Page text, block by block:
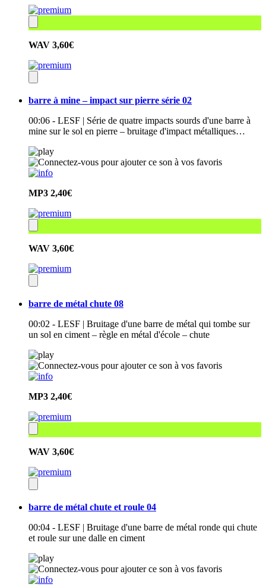
WAV 3,60€
barre à mine – impact sur pierre série 02
00:06 - LESF | Série de quatre impacts sourds d'une barre à
mine sur le sol en pierre – bruitage d'impact métalliques…
MP3 2,40€
WAV 3,60€
barre de métal chute 08
00:02 - LESF | Bruitage d'une barre de métal qui tombe sur
un sol en ciment – règle en métal d'école – chute
MP3 2,40€
WAV 3,60€
barre de métal chute et roule 04
00:04 - LESF | Bruitage d'une barre de métal ronde qui chute
et roule sur une dalle en ciment